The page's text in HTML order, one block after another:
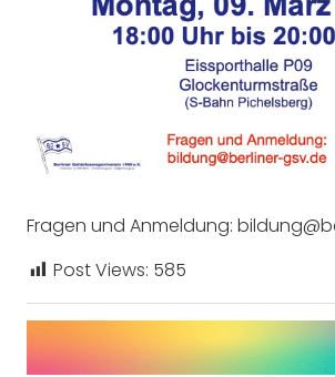
Fragen und Anmeldung:
Post Views: 585